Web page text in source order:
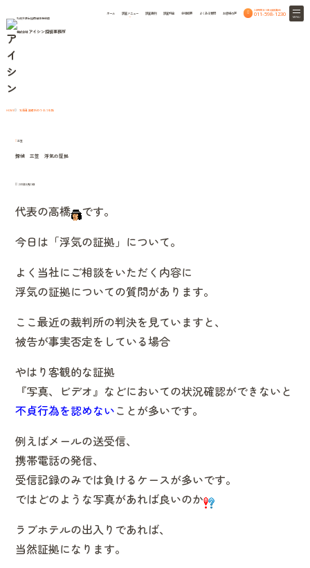
札幌弁護士協同組合特約店
株式会社 アイシン探偵事務所
ホーム 調査メニュー 調査事例 調査料金 会社概要 よくある質問 お客様の声
24時間365日相談無料
011-598-1230 MENU
北海道興信所のつれづれ話
HOME 北海道興信所のつれづれ話
三笠
探偵 三笠 浮気の証拠
2011年8月23日
代表の高橋
です。
今日は「浮気の証拠」について。
よく当社にご相談をいただく内容に
浮気の証拠についての質問があります。
ここ最近の裁判所の判決を見ていますと、
被告が事実否定をしている場合
やはり客観的な証拠
『写真、ビデオ』などにおいての状況確認ができないと
不貞行為を認めないことが多いです。
例えばメールの送受信、
携帯電話の発信、
受信記録のみでは負けるケースが多いです。
ではどのような写真があれば良いのか
ラブホテルの出入りであれば、
当然証拠になります。